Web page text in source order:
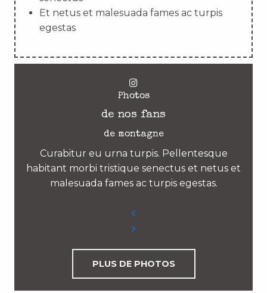
Et netus et malesuada fames ac turpis
egestas
Photos
de nos fans
de montagne
Curabitur eu urna turpis. Pellentesque
habitant morbi tristique senectus et netus et
malesuada fames ac turpis egestas.
PLUS DE PHOTOS